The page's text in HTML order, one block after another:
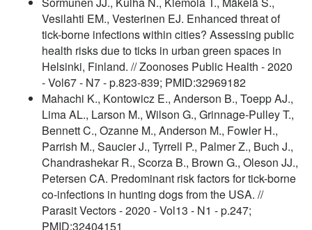
Vesilahti EM., Vesterinen EJ. Enhanced threat of
tick-borne infections within cities? Assessing public
health risks due to ticks in urban green spaces in
Helsinki, Finland. // Zoonoses Public Health - 2020
- Vol67 - N7 - p.823-839; PMID:32969182
Mahachi K., Kontowicz E., Anderson B., Toepp AJ.,
Lima AL., Larson M., Wilson G., Grinnage-Pulley T.,
Bennett C., Ozanne M., Anderson M., Fowler H.,
Parrish M., Saucier J., Tyrrell P., Palmer Z., Buch J.,
Chandrashekar R., Scorza B., Brown G., Oleson JJ.,
Petersen CA. Predominant risk factors for tick-borne
co-infections in hunting dogs from the USA. //
Parasit Vectors - 2020 - Vol13 - N1 - p.247;
PMID:32404151